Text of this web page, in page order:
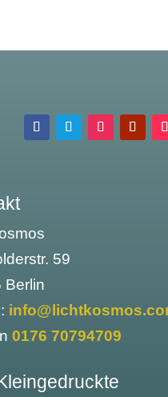
59
Berlin
0176 70794709